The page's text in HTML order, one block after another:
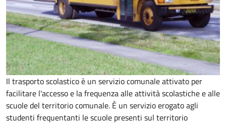
Il trasporto scolastico è un servizio comunale attivato per
facilitare l'accesso e la frequenza alle attività scolastiche e alle
scuole del territorio comunale. È un servizio erogato agli
studenti frequentanti le scuole presenti sul territorio